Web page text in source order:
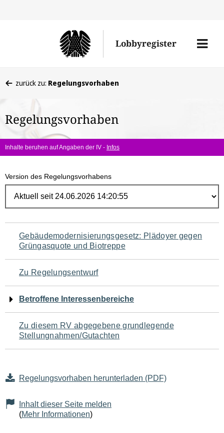
Lobbyregister
Menü
befinden
hier:
zurück zu: Regelungsvorhaben
Regelungsvorhaben
Inhalte beruhen auf Angaben der IV - Infos
Version des Regelungsvorhabens
Navigation
für
den
Seiteninhalt
Gebäudemodernisierungsgesetz: Plädoyer gegen
Grüngasquote und Biotreppe
Zu Regelungsentwurf
Betroffene Interessenbereiche
Zu diesem RV abgegebene grundlegende
Stellungnahmen/Gutachten
Regelungsvorhaben herunterladen (PDF)
Inhalt dieser Seite melden
(Mehr Informationen)